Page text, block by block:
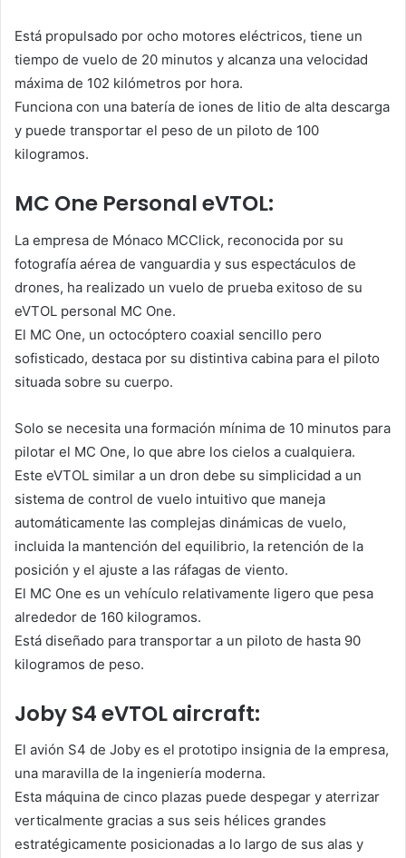
Está propulsado por ocho motores eléctricos, tiene un
tiempo de vuelo de 20 minutos y alcanza una velocidad
máxima de 102 kilómetros por hora.
Funciona con una batería de iones de litio de alta descarga
y puede transportar el peso de un piloto de 100
kilogramos.
MC One Personal eVTOL:
La empresa de Mónaco MCClick, reconocida por su
fotografía aérea de vanguardia y sus espectáculos de
drones, ha realizado un vuelo de prueba exitoso de su
eVTOL personal MC One.
El MC One, un octocóptero coaxial sencillo pero
sofisticado, destaca por su distintiva cabina para el piloto
situada sobre su cuerpo.
Solo se necesita una formación mínima de 10 minutos para
pilotar el MC One, lo que abre los cielos a cualquiera.
Este eVTOL similar a un dron debe su simplicidad a un
sistema de control de vuelo intuitivo que maneja
automáticamente las complejas dinámicas de vuelo,
incluida la mantención del equilibrio, la retención de la
posición y el ajuste a las ráfagas de viento.
El MC One es un vehículo relativamente ligero que pesa
alrededor de 160 kilogramos.
Está diseñado para transportar a un piloto de hasta 90
kilogramos de peso.
Joby S4 eVTOL aircraft:
El avión S4 de Joby es el prototipo insignia de la empresa,
una maravilla de la ingeniería moderna.
Esta máquina de cinco plazas puede despegar y aterrizar
verticalmente gracias a sus seis hélices grandes
estratégicamente posicionadas a lo largo de sus alas y